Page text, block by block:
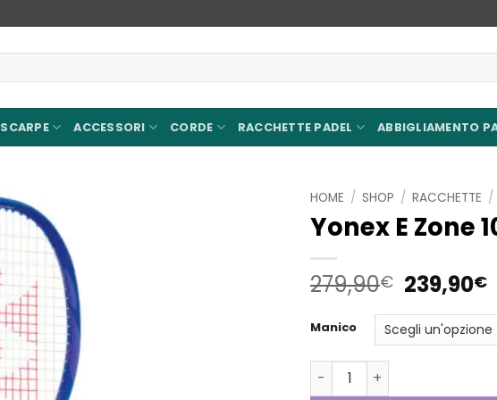
SCARPE ACCESSORI CORDE RACCHETTE PADEL ABBIGLIAMENTO
HOME / SHOP / RACCHETTE /
Yonex E Zone
279,90€ Il
prezzo
originale
era:
239,90€Il
Manico
Yonex E Zone 100 quantità